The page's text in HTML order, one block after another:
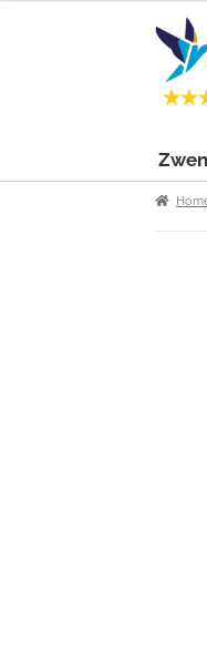
Ga
door
naar
Ga
naar
de